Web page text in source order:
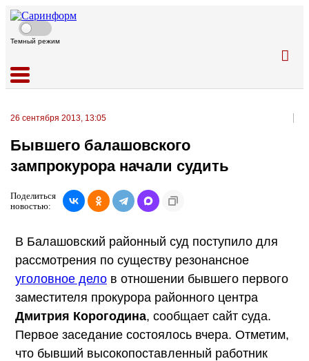
Темный режим
26 сентября 2013, 13:05
Бывшего балашовского
зампрокурора начали судить
Поделиться
новостью:
В Балашовский районный суд поступило для
рассмотрения по существу резонансное
уголовное дело в отношении бывшего первого
заместителя прокурора районного центра
Дмитрия Корогодина, сообщает сайт суда.
Первое заседание состоялось вчера. Отметим,
что бывший высокопоставленный работник